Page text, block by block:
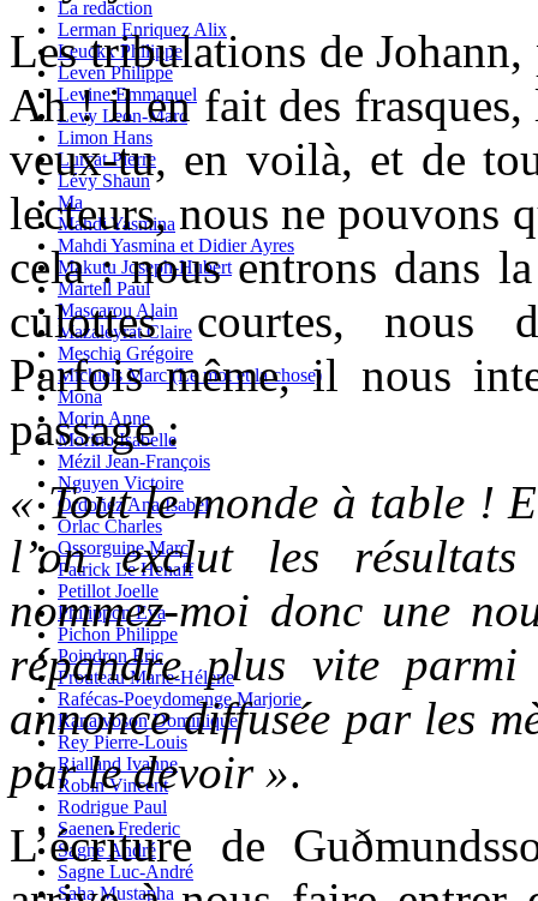
La redaction
Lerman Enriquez Alix
Leuckx Philippe
Leven Philippe
Levine Emmanuel
Levy Leon-Marc
Limon Hans
Lurçat Pierre
Lévy Shaun
Ma
Mahdi Yasmina
Mahdi Yasmina et Didier Ayres
Makutu Joseph-Hubert
Martell Paul
Mascarou Alain
Mazaleyrat Claire
Meschia Grégoire
Michiels Marc (Le mot et la chose)
Mona
Morin Anne
Morino Isabelle
Mézil Jean-François
Nguyen Victoire
Ordoñez Ana Isabel
Orlac Charles
Ossorguine Marc
Patrick Le Henaff
Petillot Joelle
Philippon Eva
Pichon Philippe
Poindron Eric
Prouteau Marie-Hélène
Rafécas-Poeydomenge Marjorie
Ranaivoson Dominique
Rey Pierre-Louis
Rialland Ivanne
Robin Vincent
Rodrigue Paul
Saenen Frederic
Sagne André
Sagne Luc-André
Saha Mustapha
Les tribulations de
Ah ! il en fait des frasques,
veux-tu, en voilà, et de
lecteurs, nous ne pouvons
cela : nous entrons dans
culottes courtes, nous
Parfois même, il nous
passage :
« Tout le monde à table !
l’on exclut les
nommez-moi donc une
répandre plus vite parmi
annonce diffusée par les
par le devoir ».
L’écriture de